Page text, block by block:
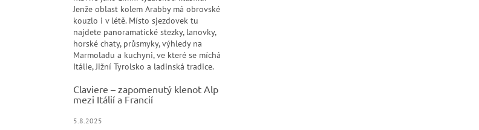
Jenže oblast kolem Arabby má obrovské
kouzlo i v létě. Místo sjezdovek tu
najdete panoramatické stezky, lanovky,
horské chaty, průsmyky, výhledy na
Marmoladu a kuchyni, ve které se míchá
Itálie, Jižní Tyrolsko a ladinská tradice.
Claviere – zapomenutý klenot Alp
mezi Itálií a Francií
5.8.2025